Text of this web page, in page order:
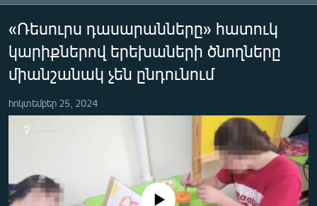
հիմնական
մենյուին
Որոնում
ԸՆՏՐՈՒԹՅՈՒՆՆԵՐ 2026
ԻՐԱՎՈՒՆՔ
ՏՆՏԵՍՈՒԹՅՈՒՆ
ՊԱՏԵՐԱԶՄԻ 6 ՇԱԲԱԹՆԵՐԸ
ՏԱՐԱԾԱՇՐՋԱՆ
«Ռեսուրս դասարանները» հատուկ
կարիքներով երեխաների ծնողները
միանշանակ չեն ընդունում
հոկտեմբեր 25, 2024
No media source currently available